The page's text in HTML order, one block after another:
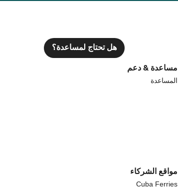
هل تحتاج لمساعدة؟
مساعدة & دعم
المساعدة
مواقع الشركاء
Cuba Ferries